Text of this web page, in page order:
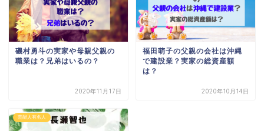
磯村勇斗の実家や母親父親の
職業は？兄弟はいるの？
2020年11月17日
福田萌子の父親の会社は沖縄
で建設業？実家の総資産額
は？
2020年10月14日
芸能人有名人